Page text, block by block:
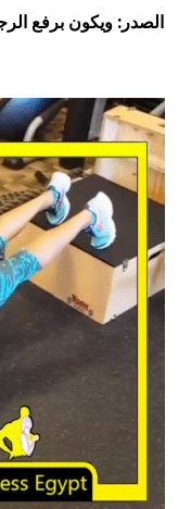
الصدر: ويكون برفع